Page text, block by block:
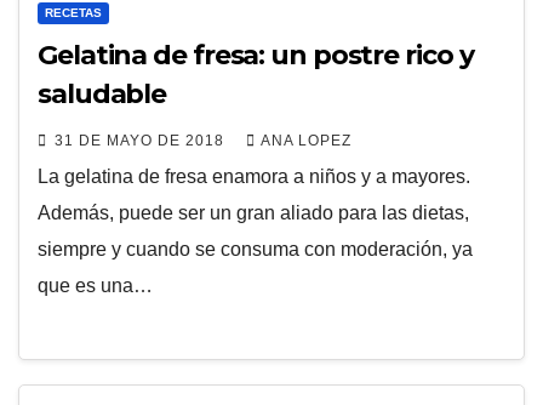
RECETAS
Gelatina de fresa: un postre rico y
saludable
31 DE MAYO DE 2018 ANA LOPEZ
La gelatina de fresa enamora a niños y a mayores.
Además, puede ser un gran aliado para las dietas,
siempre y cuando se consuma con moderación, ya
que es una…